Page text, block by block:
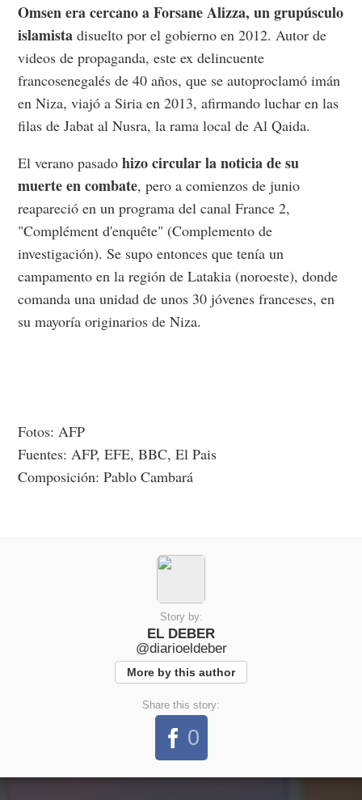
Omsen era cercano a Forsane Alizza, un grupúsculo
islamista disuelto por el gobierno en 2012. Autor de
videos de propaganda, este ex delincuente
francosenegalés de 40 años, que se autoproclamó imán
en Niza, viajó a Siria en 2013, afirmando luchar en las
filas de Jabat al Nusra, la rama local de Al Qaida.
El verano pasadohizo circular la noticia de su
muerte en combate, pero a comienzos de junio
reapareció en un programa del canal France 2,
"Complément d'enquête" (Complemento de
investigación). Se supo entonces que tenía un
campamento en la región de Latakia (noroeste), donde
comanda una unidad de unos 30 jóvenes franceses, en
su mayoría originarios de Niza.
Fotos: AFP
Fuentes: AFP, EFE, BBC, El Pais
Composición: Pablo Cambará
Story by:
EL DEBER
@diarioeldeber
More by this author
Share this story:
0